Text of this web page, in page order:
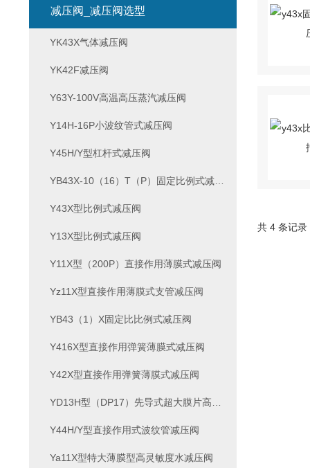
共 4 条记
减压阀_减压阀选型
YK43X气体减压阀
YK42F减压阀
Y63Y-100V高温高压蒸汽减压阀
Y14H-16P小波纹管式减压阀
Y45H/Y型杠杆式减压阀
YB43X-10（16）T（P）固定比例式减压阀
Y43X型比例式减压阀
Y13X型比例式减压阀
Y11X型（200P）直接作用薄膜式减压阀
Yz11X型直接作用薄膜式支管减压阀
YB43（1）X固定比比例式减压阀
Y416X型直接作用弹簧薄膜式减压阀
Y42X型直接作用弹簧薄膜式减压阀
Y44H/Y型直接作用式波纹管减压阀
Ya11X型特大薄膜型高灵敏度水减压阀